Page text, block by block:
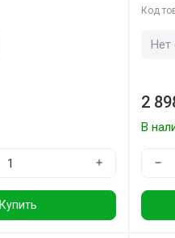
+
Купить
Код
Нет
2
В
−